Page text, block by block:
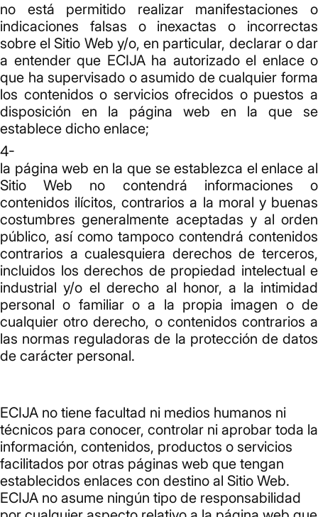
no está permitido realizar manifestaciones o
indicaciones falsas o inexactas o incorrectas
sobre el Sitio Web y/o, en particular, declarar o dar
a entender que ECIJA ha autorizado el enlace o
que ha supervisado o asumido de cualquier forma
los contenidos o servicios ofrecidos o puestos a
disposición en la página web en la que se
establece dicho enlace;
la página web en la que se establezca el enlace al
Sitio Web no contendrá informaciones o
contenidos ilícitos, contrarios a la moral y buenas
costumbres generalmente aceptadas y al orden
público, así como tampoco contendrá contenidos
contrarios a cualesquiera derechos de terceros,
incluidos los derechos de propiedad intelectual e
industrial y/o el derecho al honor, a la intimidad
personal o familiar o a la propia imagen o de
cualquier otro derecho, o contenidos contrarios a
las normas reguladoras de la protección de datos
de carácter personal.
ECIJA no tiene facultad ni medios humanos ni
técnicos para conocer, controlar ni aprobar toda la
información, contenidos, productos o servicios
facilitados por otras páginas web que tengan
establecidos enlaces con destino al Sitio Web.
ECIJA no asume ningún tipo de responsabilidad